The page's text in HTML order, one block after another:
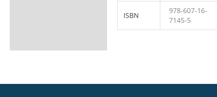
ISBN
978-607-16-
7145-5